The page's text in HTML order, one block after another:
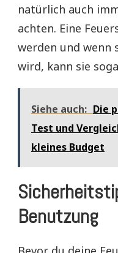
natürlich auch
achten. Eine
werden und
wird, kann sie
Siehe auch: Die
Test und
kleines Budget
Benutzung